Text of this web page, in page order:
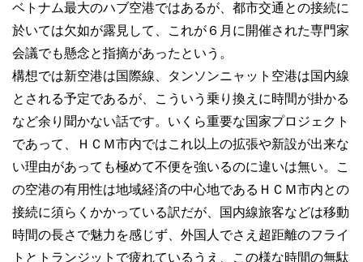
ベトナム最大のハブ空港ではあるが、都市交通との接続に
於いては欠如が露見して、これが６月に開催された専門家
会議でも懸念と指摘があったという。
構想では新空港は国際線、タンソンニャット空港は国内線
とされる予定であるが、こういう乗り換えに時間が掛かる
など余り聞かない話です。いくら重要な国家プロジェクト
であって、ＨＣＭ市内ではこれ以上の拡張や新設が出来な
い理由があっても極めて不便を強いるのに違いは無い。こ
の空港の有用性は地域経済の中心地であるＨＣＭ市内との
接続に須らくかかっている訳だが、国内線旅客などは移動
時間の長さで魅力を感じず、外国人でさえ超距離のフライ
トとトランジットで疲れているうえ、この様な時間の無駄